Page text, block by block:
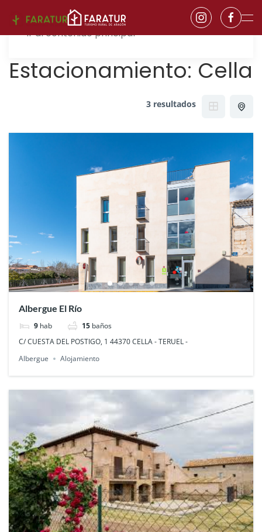
Ir al contenido principal
Estacionamiento: Cella
3 resultados
Albergue El Río
9 hab 15 baños
C/ CUESTA DEL POSTIGO, 1 44370 CELLA - TERUEL -
Albergue
Alojamiento